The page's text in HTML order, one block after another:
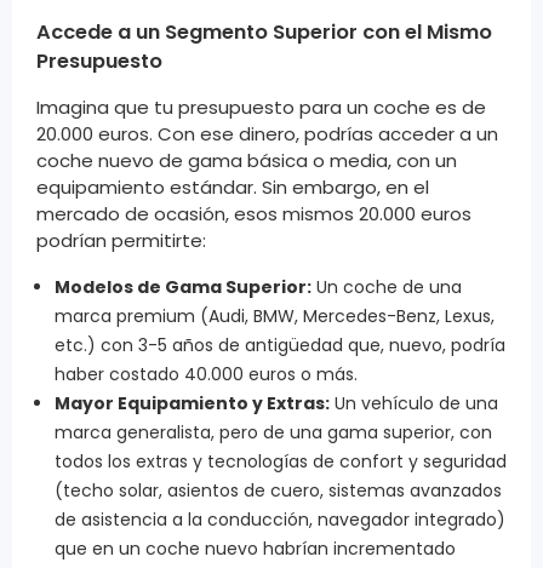
Accede a un Segmento Superior con el Mismo
Presupuesto
Imagina que tu presupuesto para un coche es de
20.000 euros. Con ese dinero, podrías acceder a un
coche nuevo de gama básica o media, con un
equipamiento estándar. Sin embargo, en el
mercado de ocasión, esos mismos 20.000 euros
podrían permitirte:
Modelos de Gama Superior: Un coche de una
marca premium (Audi, BMW, Mercedes-Benz, Lexus,
etc.) con 3-5 años de antigüedad que, nuevo, podría
haber costado 40.000 euros o más.
Mayor Equipamiento y Extras: Un vehículo de una
marca generalista, pero de una gama superior, con
todos los extras y tecnologías de confort y seguridad
(techo solar, asientos de cuero, sistemas avanzados
de asistencia a la conducción, navegador integrado)
que en un coche nuevo habrían incrementado